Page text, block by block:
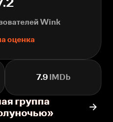
Wink
оценка
7.9IMDb
группа